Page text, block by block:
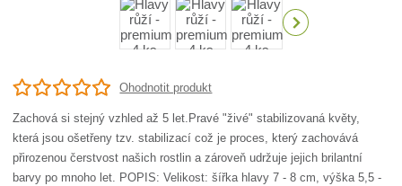
Ohodnotit produkt
Zachová si stejný vzhled až 5 let.Pravé "živé" stabilizovaná květy,
která jsou ošetřeny tzv. stabilizací což je proces, který zachovává
přirozenou čerstvost našich rostlin a zároveň udržuje jejich brilantní
barvy po mnoho let. POPIS: Velikost: šířka hlavy 7 - 8 cm, výška 5,5 -